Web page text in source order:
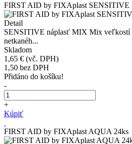
FIRST AID by FIXAplast SENSITIVE
Detail
SENSITIVE náplasť MIX Mix veľkostí
netkanéh...
Skladom
1,65 € (vč. DPH)
1,50 bez DPH
Přidáno do košíku!
-
+
Kúpiť
FIRST AID by FIXAplast AQUA 24ks